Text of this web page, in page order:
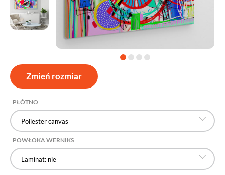
Zmień rozmiar
PŁÓTNO
Poliester canvas
POWŁOKA WERNIKS
Laminat: nie